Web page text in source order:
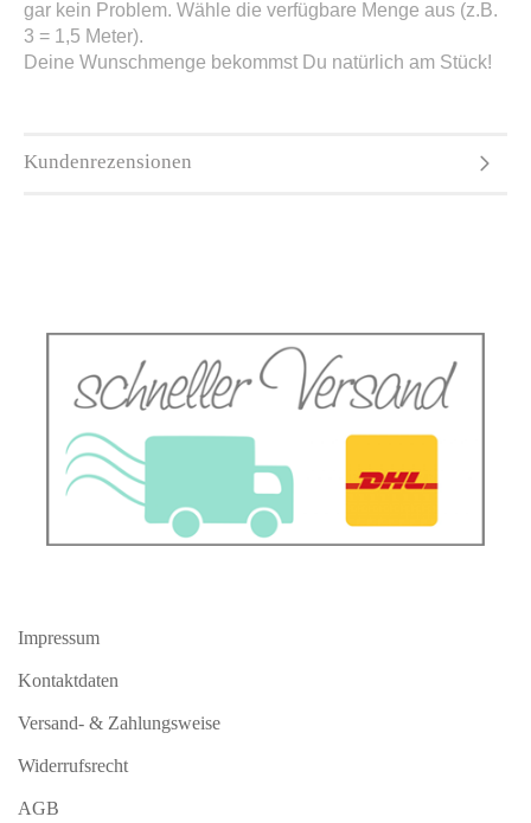
gar kein Problem. Wähle die verfügbare Menge aus (z.B.
3 = 1,5 Meter).
Deine Wunschmenge bekommst Du natürlich am Stück!
Kundenrezensionen
Impressum
Kontaktdaten
Versand- & Zahlungsweise
Widerrufsrecht
AGB